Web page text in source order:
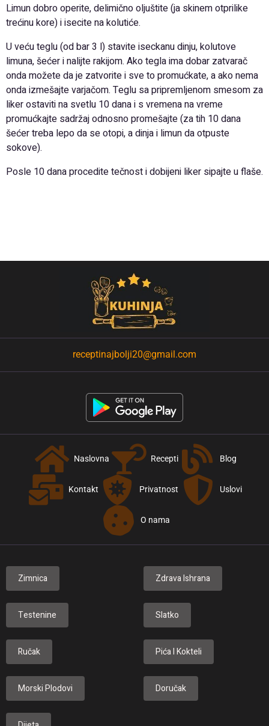
Limun dobro operite, delimično oljuštite (ja skinem otprilike
trećinu kore) i isecite na kolutiće.
U veću teglu (od bar 3 l) stavite iseckanu dinju, kolutove
limuna, šećer i nalijte rakijom. Ako tegla ima dobar zatvarač
onda možete da je zatvorite i sve to promućkate, a ako nema
onda izmešajte varjačom. Teglu sa pripremljenom smesom za
liker ostaviti na svetlu 10 dana i s vremena na vreme
promućkajte sadržaj odnosno promešajte (za tih 10 dana
šećer treba lepo da se otopi, a dinja i limun da otpuste
sokove).
Posle 10 dana procedite tečnost i dobijeni liker sipajte u flaše.
receptinajbolji20@gmail.com
Naslovna Recepti Blog
Kontakt Privatnost Uslovi
O nama
Zimnica Zdrava Ishrana
Testenine Slatko
Ručak Pića I Kokteli
Morski Plodovi Doručak